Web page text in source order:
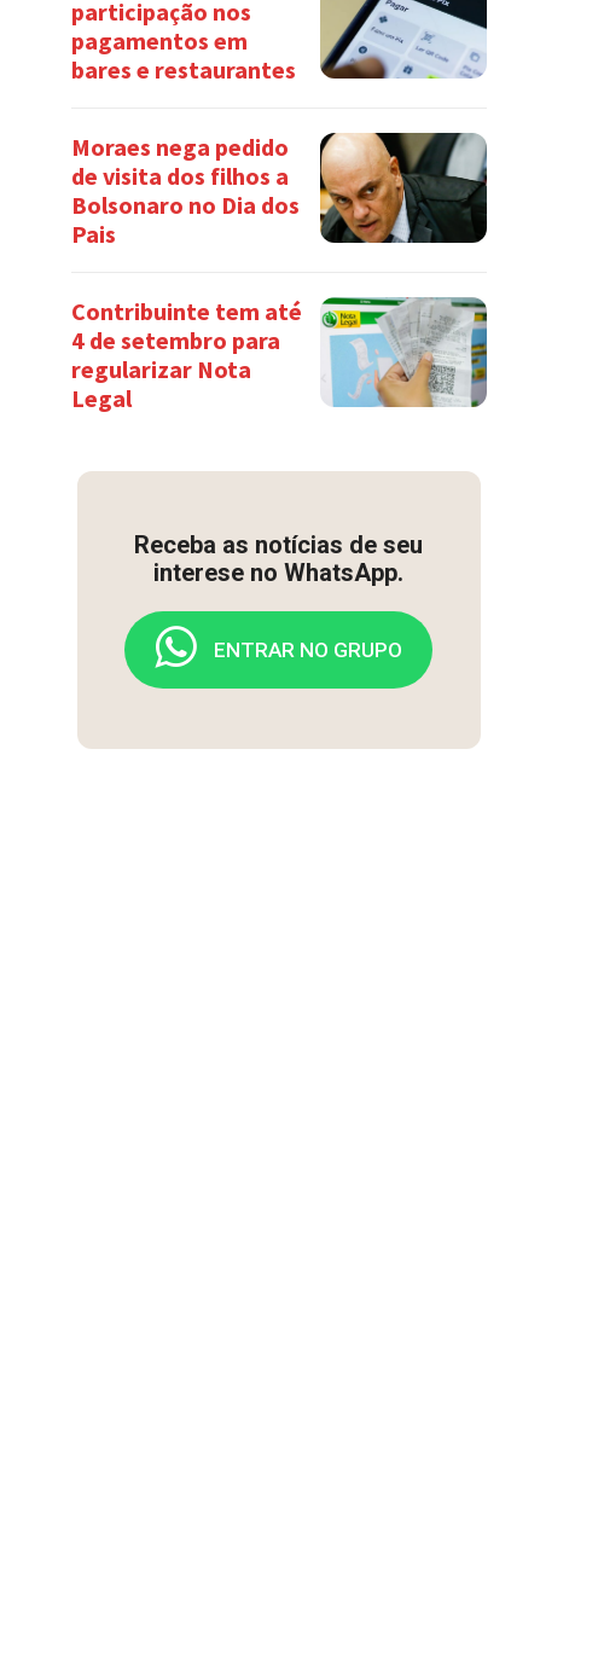
participação nos
pagamentos em
bares e restaurantes
Moraes nega pedido
de visita dos filhos a
Bolsonaro no Dia dos
Pais
Contribuinte tem até
4 de setembro para
regularizar Nota
Legal
Receba as notícias de seu
interese no WhatsApp.
ENTRAR NO GRUPO